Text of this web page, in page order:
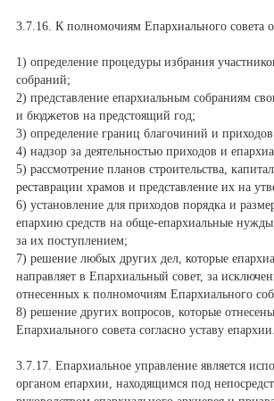
3.7.16. К полномочиям Епархиального совета
1) определение процедуры избрания
собраний;
2) представление епархиальным собраниям
и бюджетов на предстоящий год;
3) определение границ благочиний и
4) надзор за деятельностью приходов и
5) рассмотрение планов строительства,
реставрации храмов и представление их на
6) установление для приходов порядка и
епархию средств на обще-епархиальные
за их поступлением;
7) решение любых других дел, которые
направляет в Епархиальный совет, за
отнесенных к полномочиям Епархиального
8) решение других вопросов, которые
Епархиального совета согласно уставу епархии.
3.7.17. Епархиальное управление является
органом епархии, находящимся под